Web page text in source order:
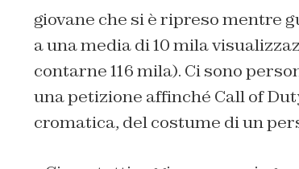
giovane che si è ripreso mentre
a una media di 10 mila
contarne 116 mila). Ci sono
una petizione affinché Call of
cromatica, del costume di un